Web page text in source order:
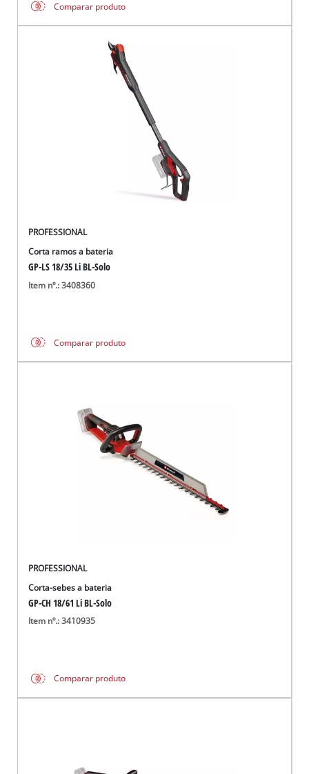
Comparar produto
PROFESSIONAL
Corta ramos a bateria
GP-LS 18/35 Li BL-Solo
Item nº.: 3408360
Comparar produto
PROFESSIONAL
Corta-sebes a bateria
GP-CH 18/61 Li BL-Solo
Item nº.: 3410935
Comparar produto